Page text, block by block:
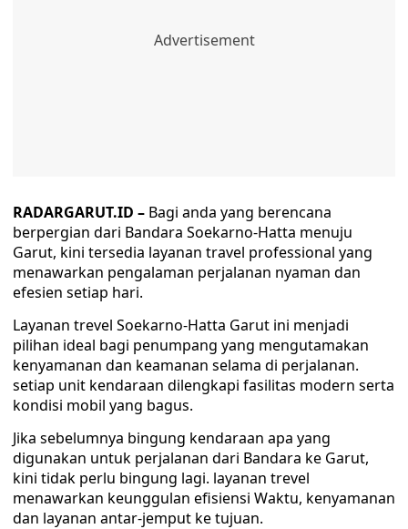
RADARGARUT.ID – Bagi anda yang berencana
berpergian dari Bandara Soekarno-Hatta menuju
Garut, kini tersedia layanan travel professional yang
menawarkan pengalaman perjalanan nyaman dan
efesien setiap hari.
Layanan trevel Soekarno-Hatta Garut ini menjadi
pilihan ideal bagi penumpang yang mengutamakan
kenyamanan dan keamanan selama di perjalanan.
setiap unit kendaraan dilengkapi fasilitas modern serta
kondisi mobil yang bagus.
Jika sebelumnya bingung kendaraan apa yang
digunakan untuk perjalanan dari Bandara ke Garut,
kini tidak perlu bingung lagi. layanan trevel
menawarkan keunggulan efisiensi Waktu, kenyamanan
dan layanan antar-jemput ke tujuan.